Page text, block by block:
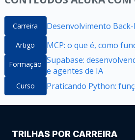
Carreira Desenvolvimento
Artigo MCP: o que é, como
Formação Supabase:
e agentes de IA
Curso Praticando Python:
TRILHAS POR CARREIRA